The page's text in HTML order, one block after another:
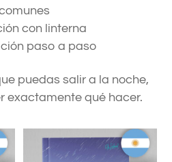
con linterna
paso a paso
puedas salir a la noche,
exactamente qué hacer.